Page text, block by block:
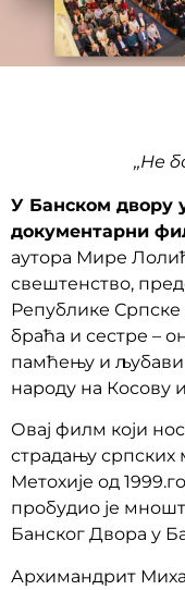
,,Не
У Банском двору
документарни
аутора Мире
свештенство,
Републике Српске
браћа и сестре –
памћењу и
народу на Косову
Овај филм који
страдању
Метохије од
пробудио је
Банског Двора у
Архимандрит